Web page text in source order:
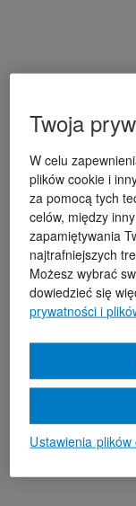
Twoja
W celu
plików cookie i
za pomocą tych
celów, między
zapamiętywania
najtrafniejszych
Możesz wybrać
dowiedzieć się
prywatności i
Ustawienia plików